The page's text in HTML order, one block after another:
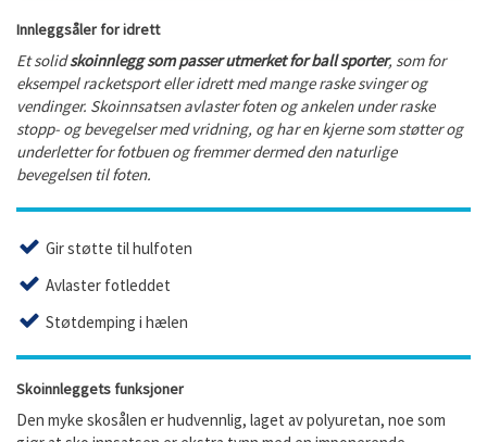
Innleggsåler for idrett
Et solidskoinnlegg som passer utmerket for ball sporter, som for
eksempel racketsport eller idrett med mange raske svinger og
vendinger. Skoinnsatsen avlaster foten og ankelen under raske
stopp- og bevegelser med vridning, og har en kjerne som støtter og
underletter for fotbuen og fremmer dermed den naturlige
bevegelsen til foten.
Girstøtte til hulfoten
Avlaster fotleddet
Støtdemping i hælen
Skoinnleggets funksjoner
Den myke skosålen er hudvennlig, laget av polyuretan, noe som